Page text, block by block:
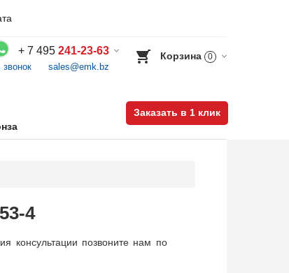
+ 7 495 241-23-63
звонок sales@emk.bz
Корзина 0
Заказать в 1 клик
4
консультации позвоните нам по